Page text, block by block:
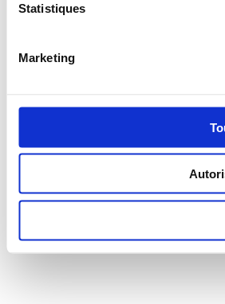
Statistiques
Marketing